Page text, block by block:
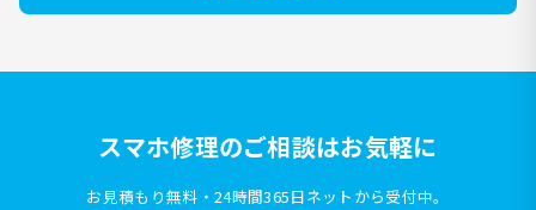
スマホ修理のご相談はお気軽に
お見積もり無料・24時間365日ネットから受付中。